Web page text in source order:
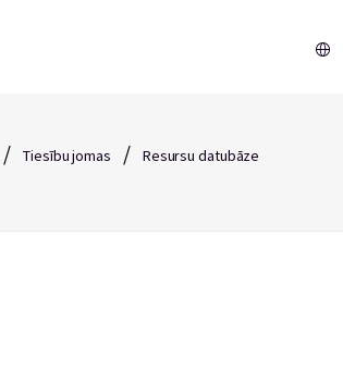
/ Tiesību jomas / Resursu datubāze